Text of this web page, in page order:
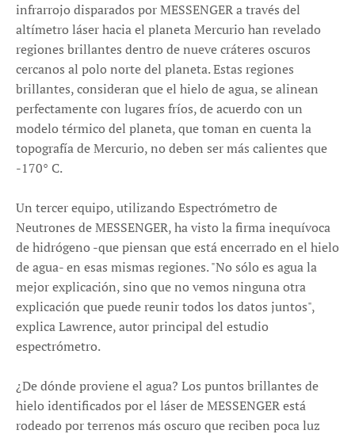
infrarrojo disparados por MESSENGER a través del
altímetro láser hacia el planeta Mercurio han revelado
regiones brillantes dentro de nueve cráteres oscuros
cercanos al polo norte del planeta. Estas regiones
brillantes, consideran que el hielo de agua, se alinean
perfectamente con lugares fríos, de acuerdo con un
modelo térmico del planeta, que toman en cuenta la
topografía de Mercurio, no deben ser más calientes que
-170° C.
Un tercer equipo, utilizando Espectrómetro de
Neutrones de MESSENGER, ha visto la firma inequívoca
de hidrógeno -que piensan que está encerrado en el hielo
de agua- en esas mismas regiones. "No sólo es agua la
mejor explicación, sino que no vemos ninguna otra
explicación que puede reunir todos los datos juntos",
explica Lawrence, autor principal del estudio
espectrómetro.
¿De dónde proviene el agua? Los puntos brillantes de
hielo identificados por el láser de MESSENGER está
rodeado por terrenos más oscuro que reciben poca luz